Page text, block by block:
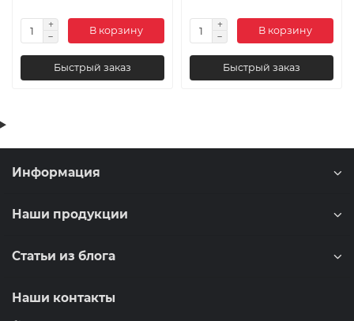
В корзину
Быстрый заказ
В корзину
Быстрый заказ
Информация
Наши продукции
Статьи из блога
Наши контакты